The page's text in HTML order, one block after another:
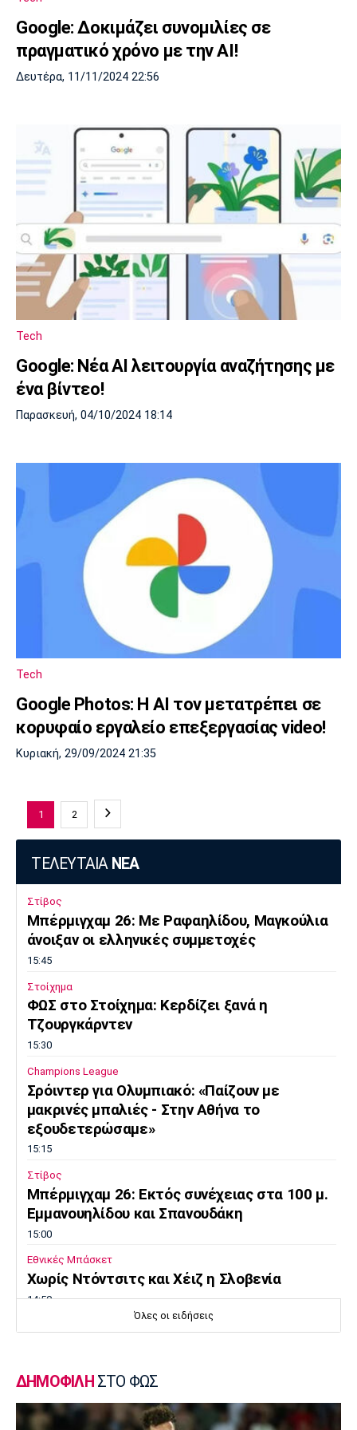
Google: Δοκιμάζει συνομιλίες σε
πραγματικό χρόνο με την AI!
Δευτέρα, 11/11/2024 22:56
Tech
Google: Νέα AI λειτουργία αναζήτησης με
ένα βίντεο!
Παρασκευή, 04/10/2024 18:14
Tech
Google Photos: Η AI τον μετατρέπει σε
κορυφαίο εργαλείο επεξεργασίας video!
Κυριακή, 29/09/2024 21:35
1 2
ΤΕΛΕΥΤΑΙΑ ΝΕΑ
Στίβος
Μπέρμιγχαμ 26: Με Ραφαηλίδου, Μαγκούλια
άνοιξαν οι ελληνικές συμμετοχές
15:45
Στοίχημα
ΦΩΣ στο Στοίχημα: Κερδίζει ξανά η
Τζουργκάρντεν
15:30
Champions League
Σρόιντερ για Ολυμπιακό: «Παίζουν με
μακρινές μπαλιές - Στην Αθήνα το
εξουδετερώσαμε»
15:15
Στίβος
Μπέρμιγχαμ 26: Εκτός συνέχειας στα 100 μ.
Εμμανουηλίδου και Σπανουδάκη
15:00
Εθνικές Μπάσκετ
Χωρίς Ντόντσιτς και Χέιζ η Σλοβενία
14:50
14:40
Στίβος
Όλες οι ειδήσεις
ΔΗΜΟΦΙΛΗ ΣΤΟ ΦΩΣ